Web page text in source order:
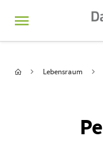
Sie sind
StartseiteLebensraum